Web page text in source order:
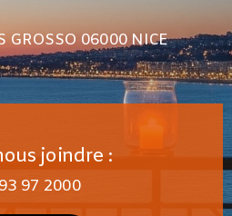
GROSSO 06000 NICE
joindre :
97 2000